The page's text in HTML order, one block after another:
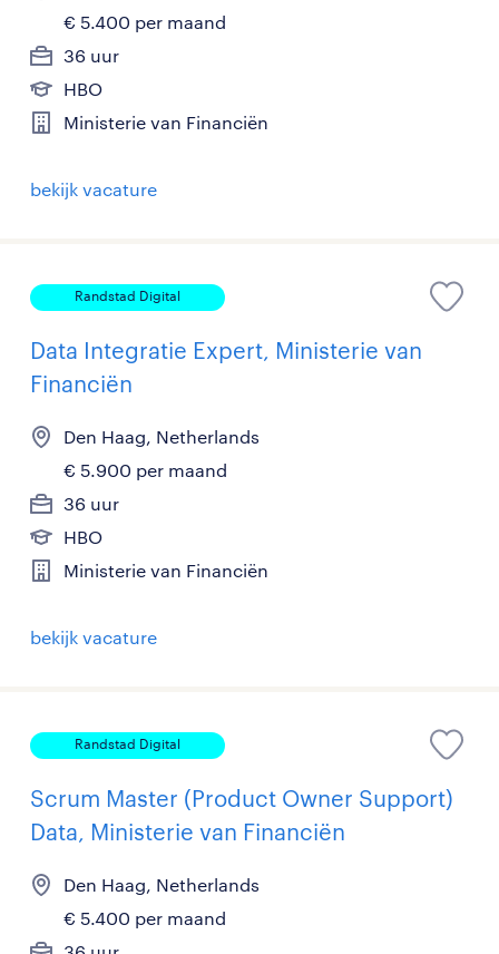
€ 5.400 per maand
36 uur
HBO
Ministerie van Financiën
bekijk vacature
Randstad Digital
Data Integratie Expert, Ministerie van
Financiën
Den Haag, Netherlands
€ 5.900 per maand
36 uur
HBO
Ministerie van Financiën
bekijk vacature
Randstad Digital
Scrum Master (Product Owner Support)
Data, Ministerie van Financiën
Den Haag, Netherlands
€ 5.400 per maand